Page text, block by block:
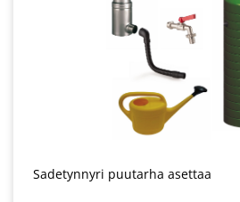
Sadetynnyri puutarha asettaa